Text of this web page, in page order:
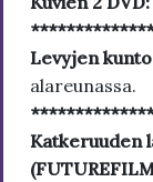
Levyjen
alareunassa.
Katkeruuden